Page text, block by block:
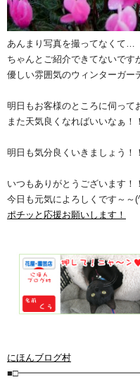
あんまり写真を撮ってなくて…
ちゃんとご紹介できてないです
優しい雰囲気のウィンターガ
明日もお客様のところに伺って
また天気良くなればいいなぁ！！
明日も気分良くいきましょう！
いつもありがとうございます！！
今日も元気によろしくです～～
ポチッと応援お願いします！
にほんブログ村